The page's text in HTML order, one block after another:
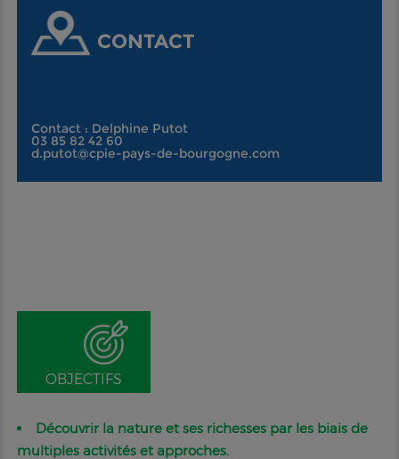
CONTACT
Contact : Delphine Putot
03 85 82 42 60
d.putot@cpie-pays-de-bourgogne.com
OBJECTIFS
Découvrir la nature et ses richesses par les biais de
multiples activités et approches.